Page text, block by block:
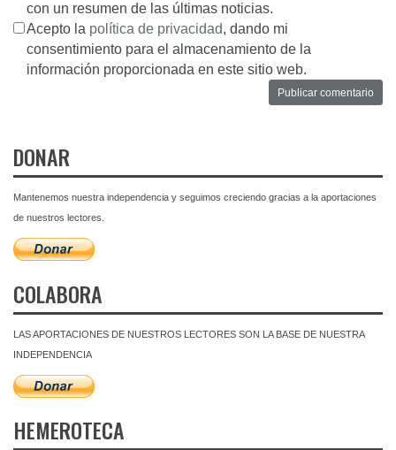
con un resumen de las últimas noticias.
Acepto la política de privacidad, dando mi
consentimiento para el almacenamiento de la
información proporcionada en este sitio web.
DONAR
Mantenemos nuestra independencia y seguimos creciendo gracias a la aportaciones
de nuestros lectores.
COLABORA
LAS APORTACIONES DE NUESTROS LECTORES SON LA BASE DE NUESTRA
INDEPENDENCIA
HEMEROTECA